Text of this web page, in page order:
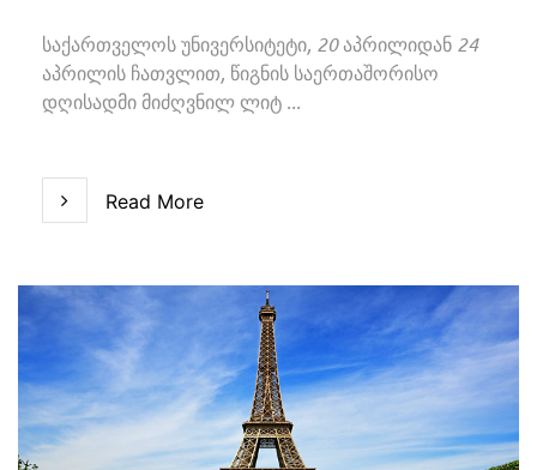
საქართველოს უნივერსიტეტი, 20 აპრილიდან 24
აპრილის ჩათვლით, წიგნის საერთაშორისო
დღისადმი მიძღვნილ ლიტ ...
Read More
Read More